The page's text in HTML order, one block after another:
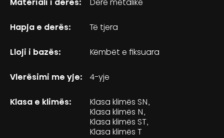
Hapja e derës: Të tjera
Lloji i bazës: Këmbët e fiksuara
Vlerësimi me yje: 4-yje
Klasa e klimës:
Klasa klimës SN
Klasa klimës N
Klasa klimës ST
Klasa klimës T